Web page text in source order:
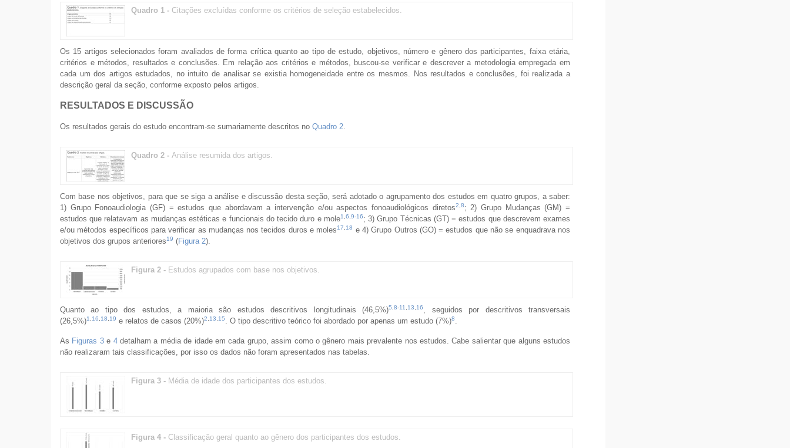
Quadro 1 - Citações excluídas conforme os critérios de seleção estabelecidos.
Os 15 artigos selecionados foram avaliados de forma crítica quanto ao tipo de estudo, objetivos, número e gênero dos participantes, faixa etária,
critérios e métodos, resultados e conclusões. Em relação aos critérios e métodos, buscou-se verificar e descrever a metodologia empregada em
cada um dos artigos estudados, no intuito de analisar se existia homogeneidade entre os mesmos. Nos resultados e conclusões, foi realizada a
descrição geral da seção, conforme exposto pelos artigos.
RESULTADOS E DISCUSSÃO
Os resultados gerais do estudo encontram-se sumariamente descritos no Quadro 2.
Quadro 2 - Análise resumida dos artigos.
Com base nos objetivos, para que se siga a análise e discussão desta seção, será adotado o agrupamento dos estudos em quatro grupos, a saber:
1) Grupo Fonoaudiologia (GF) = estudos que abordavam a intervenção e/ou aspectos fonoaudiológicos diretos2,8; 2) Grupo Mudanças (GM) =
estudos que relatavam as mudanças estéticas e funcionais do tecido duro e mole1,6,9-16; 3) Grupo Técnicas (GT) = estudos que descrevem exames
e/ou métodos específicos para verificar as mudanças nos tecidos duros e moles17,18 e 4) Grupo Outros (GO) = estudos que não se enquadrava nos
objetivos dos grupos anteriores19 (Figura 2).
Figura 2 - Estudos agrupados com base nos objetivos.
Quanto ao tipo dos estudos, a maioria são estudos descritivos longitudinais (46,5%)5,8-11,13,16, seguidos por descritivos transversais
(26,5%)1,16,18,19 e relatos de casos (20%)2,13,15. O tipo descritivo teórico foi abordado por apenas um estudo (7%)8.
As Figuras 3e 4detalham a média de idade em cada grupo, assim como o gênero mais prevalente nos estudos. Cabe salientar que alguns estudos
não realizaram tais classificações, por isso os dados não foram apresentados nas tabelas.
Figura 3 - Média de idade dos participantes dos estudos.
Figura 4 - Classificação geral quanto ao gênero dos participantes dos estudos.